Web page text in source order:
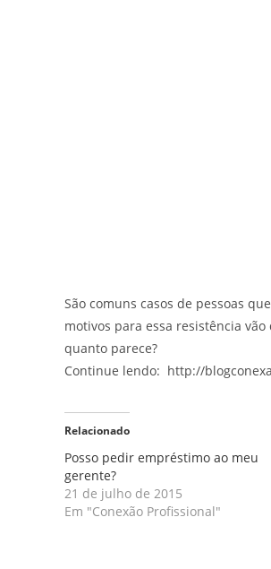
São comuns casos de pessoas
motivos para essa resistência
quanto parece?
Continue lendo: http://
Relacionado
Posso pedir empréstimo ao meu
gerente?
21 de julho de 2015
Em "Conexão Profissional"